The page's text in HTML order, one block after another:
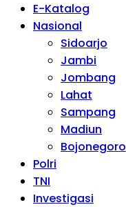
E-Katalog
Nasional
Sidoarjo
Jambi
Jombang
Lahat
Sampang
Madiun
Bojonegoro
Polri
TNI
Investigasi